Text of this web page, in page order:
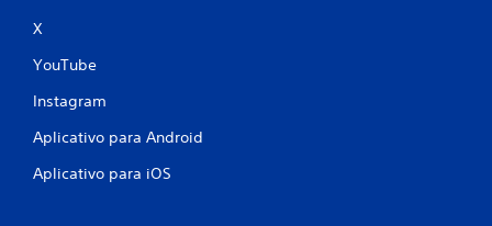
X
YouTube
Instagram
Aplicativo para Android
Aplicativo para iOS